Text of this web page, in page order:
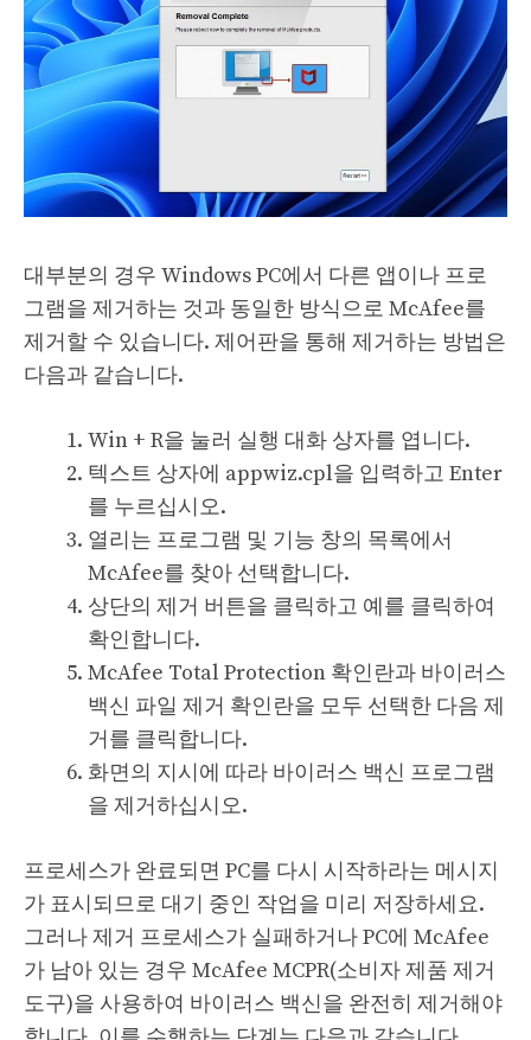
대부분의 경우 Windows PC에서 다른 앱이나 프로
그램을 제거하는 것과 동일한 방식으로 McAfee를
제거할 수 있습니다. 제어판을 통해 제거하는 방법은
다음과 같습니다.
Win + R을 눌러 실행 대화 상자를 엽니다.
텍스트 상자에 appwiz.cpl을 입력하고 Enter
를 누르십시오.
열리는 프로그램 및 기능 창의 목록에서
McAfee를 찾아 선택합니다.
상단의 제거 버튼을 클릭하고 예를 클릭하여
확인합니다.
McAfee Total Protection 확인란과 바이러스
백신 파일 제거 확인란을 모두 선택한 다음 제
거를 클릭합니다.
화면의 지시에 따라 바이러스 백신 프로그램
을 제거하십시오.
프로세스가 완료되면 PC를 다시 시작하라는 메시지
가 표시되므로 대기 중인 작업을 미리 저장하세요.
그러나 제거 프로세스가 실패하거나 PC에 McAfee
가 남아 있는 경우 McAfee MCPR(소비자 제품 제거
도구)을 사용하여 바이러스 백신을 완전히 제거해야